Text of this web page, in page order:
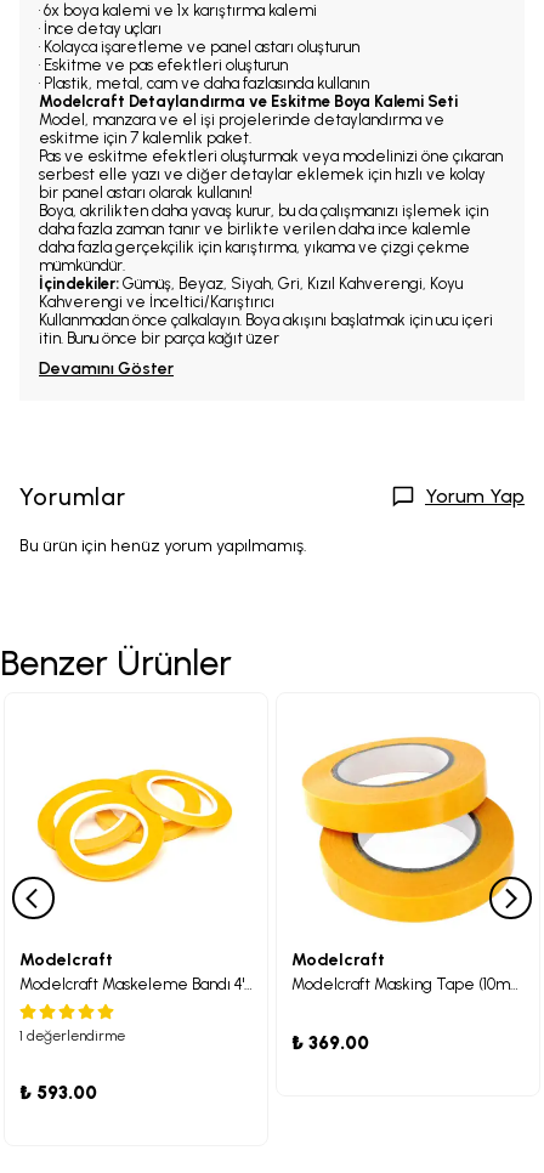
• 6x boya kalemi ve 1x karıştırma kalemi
• İnce detay uçları
• Kolayca işaretleme ve panel astarı oluşturun
• Eskitme ve pas efektleri oluşturun
• Plastik, metal, cam ve daha fazlasında kullanın
Modelcraft Detaylandırma ve Eskitme Boya Kalemi Seti
Model, manzara ve el işi projelerinde detaylandırma ve
eskitme için 7 kalemlik paket.
Pas ve eskitme efektleri oluşturmak veya modelinizi öne çıkaran
serbest elle yazı ve diğer detaylar eklemek için hızlı ve kolay
bir panel astarı olarak kullanın!
Boya, akrilikten daha yavaş kurur, bu da çalışmanızı işlemek için
daha fazla zaman tanır ve birlikte verilen daha ince kalemle
daha fazla gerçekçilik için karıştırma, yıkama ve çizgi çekme
mümkündür.
İçindekiler: Gümüş, Beyaz, Siyah, Gri, Kızıl Kahverengi, Koyu
Kahverengi ve İnceltici/Karıştırıcı
Kullanmadan önce çalkalayın. Boya akışını başlatmak için ucu içeri
itin. Bunu önce bir parça kağıt üzer
Devamını Göster
Yorumlar Yorum Yap
Bu ürün için henüz yorum yapılmamış.
Benzer Ürünler
Modelcraft
Modelcraft Maskeleme Bandı 4'lü Set (1, 2, 3 ve 6 mm)
1 değerlendirme
₺ 593.00
Modelcraft
Modelcraft Masking Tape (10mm x 18m) x 2
₺ 369.00